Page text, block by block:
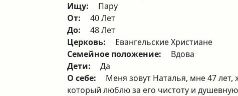
Ищу:
Пару
От:
40 Лет
До:
48 Лет
Церковь:
Евангельские Христиане
Семейное положение:
Вдова
Дети:
Да
О себе:
Меня зовут Наталья, мне 47
который люблю за его чистоту и